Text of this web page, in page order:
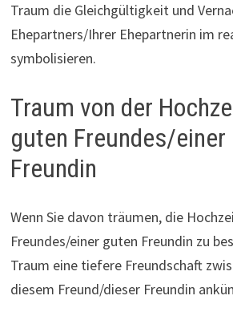
Traum die Gleichgültigkeit und
Ehepartners/Ihrer Ehepartnerin im
symbolisieren.
Traum von der
guten Freundes/einer
Freundin
Wenn Sie davon träumen, die
Freundes/einer guten Freundin zu
Traum eine tiefere Freundschaft
diesem Freund/dieser Freundin